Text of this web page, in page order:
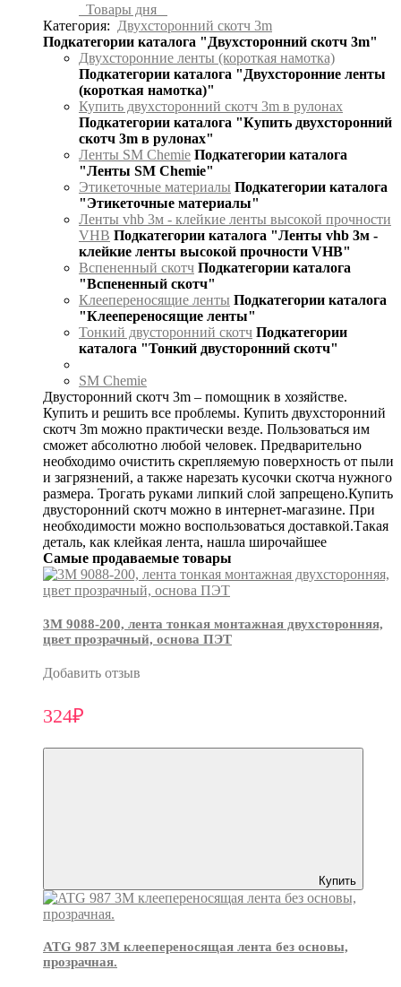
Товары дня
Категория:
Двухсторонний скотч 3m
Подкатегории каталога "Двухсторонний скотч 3m"
Двухсторонние ленты (короткая намотка)
Подкатегории каталога "Двухсторонние ленты
(короткая намотка)"
Купить двухсторонний скотч 3m в рулонах
Подкатегории каталога "Купить двухсторонний
скотч 3m в рулонах"
Ленты SM Chemie Подкатегории каталога
"Ленты SM Chemie"
Этикеточные материалы Подкатегории каталога
"Этикеточные материалы"
Ленты vhb 3м - клейкие ленты высокой прочности
VHB Подкатегории каталога "Ленты vhb 3м -
клейкие ленты высокой прочности VHB"
Вспененный скотч Подкатегории каталога
"Вспененный скотч"
Клеепереносящие ленты Подкатегории каталога
"Клеепереносящие ленты"
Тонкий двусторонний скотч Подкатегории
каталога "Тонкий двусторонний скотч"
SM Chemie
Двусторонний скотч 3m – помощник в хозяйстве.
Купить и решить все проблемы. Купить двухсторонний
скотч 3m можно практически везде. Пользоваться им
сможет абсолютно любой человек. Предварительно
необходимо очистить скрепляемую поверхность от пыли
и загрязнений, а также нарезать кусочки скотча нужного
размера. Трогать руками липкий слой запрещено.Купить
двусторонний скотч можно в интернет-магазине. При
необходимости можно воспользоваться доставкой.Такая
деталь, как клейкая лента, нашла широчайшее
Самые продаваемые товары
3М 9088-200, лента тонкая монтажная двухсторонняя,
цвет прозрачный, основа ПЭТ
Добавить отзыв
324₽
Купить
ATG 987 3М клеепереносящая лента без основы,
прозрачная.